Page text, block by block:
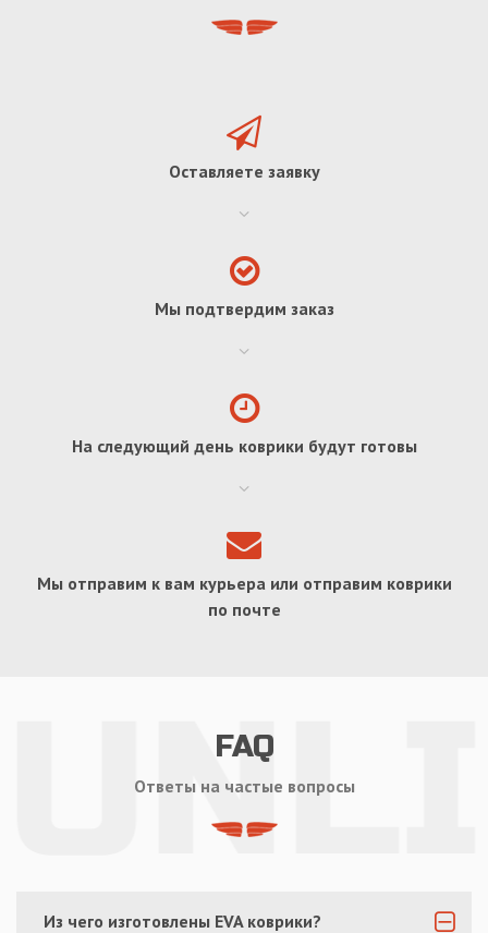
Оставляете заявку
Мы подтвердим заказ
На следующий день коврики будут готовы
Мы отправим к вам курьера или отправим коврики
по почте
FAQ
Ответы на частые вопросы
Из чего изготовлены EVA коврики?